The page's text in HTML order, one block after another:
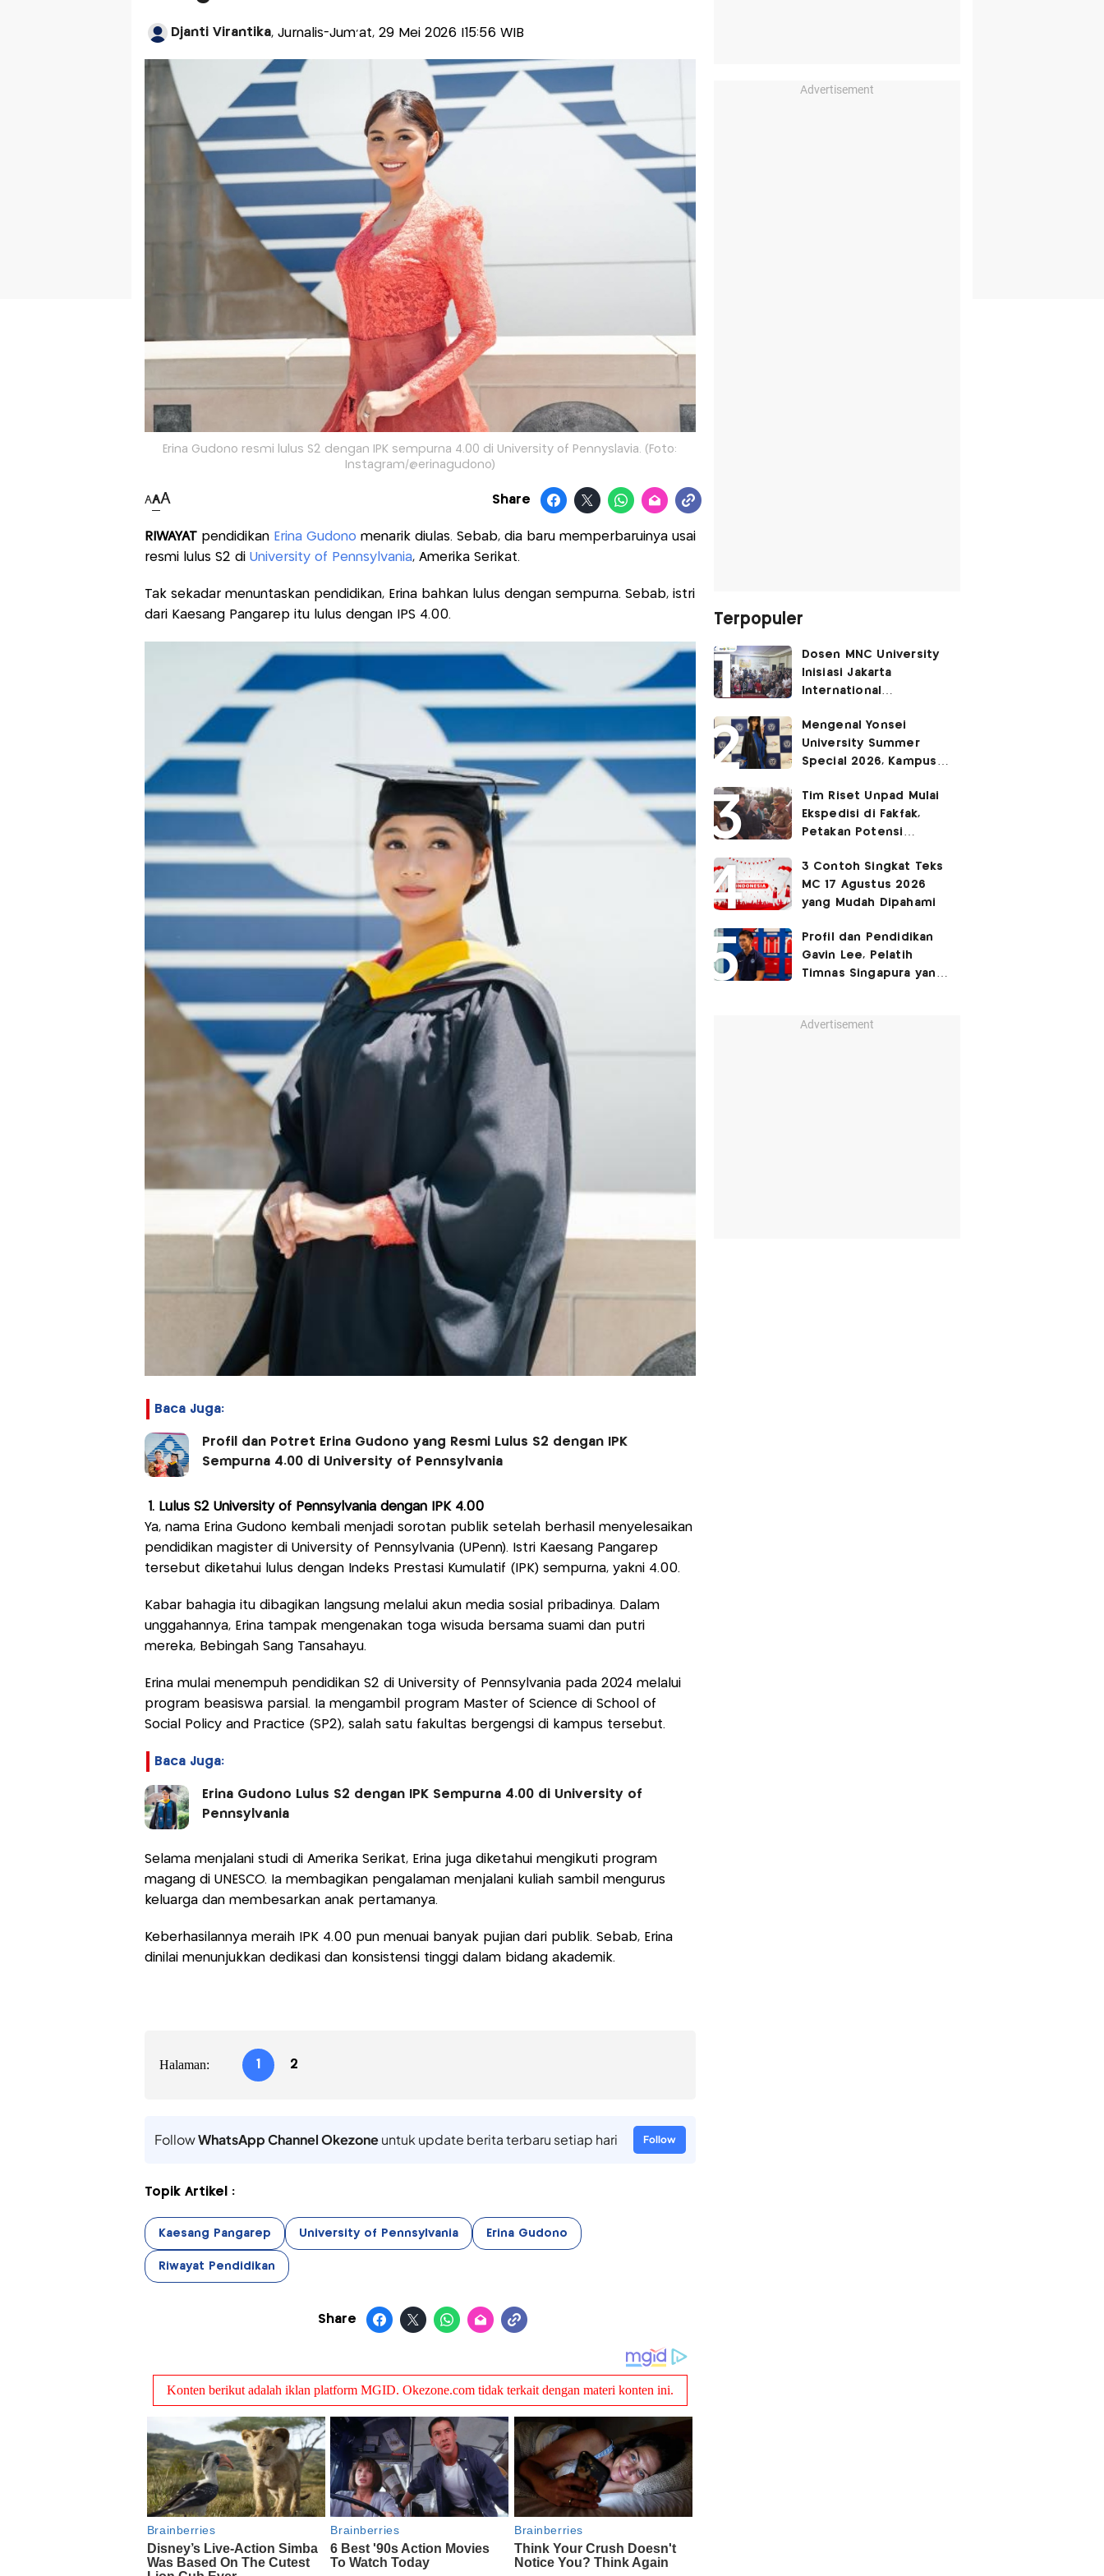
Djanti Virantika, Jurnalis-Jum'at, 29 Mei 2026 |15:56 WIB
Erina Gudono resmi lulus S2 dengan IPK sempurna 4.00 di University of Pennyslavia. (Foto:
Instagram/@erinagudono)
AAA Share
RIWAYAT pendidikan Erina Gudono menarik diulas. Sebab, dia baru memperbaruinya usai
resmi lulus S2 di University of Pennsylvania, Amerika Serikat.
Tak sekadar menuntaskan pendidikan, Erina bahkan lulus dengan sempurna. Sebab, istri
dari Kaesang Pangarep itu lulus dengan IPS 4.00.
Baca Juga:
Profil dan Potret Erina Gudono yang Resmi Lulus S2 dengan IPK
Sempurna 4.00 di University of Pennsylvania
1. Lulus S2 University of Pennsylvania dengan IPK 4.00
Ya, nama Erina Gudono kembali menjadi sorotan publik setelah berhasil menyelesaikan
pendidikan magister di University of Pennsylvania (UPenn). Istri Kaesang Pangarep
tersebut diketahui lulus dengan Indeks Prestasi Kumulatif (IPK) sempurna, yakni 4.00.
Kabar bahagia itu dibagikan langsung melalui akun media sosial pribadinya. Dalam
unggahannya, Erina tampak mengenakan toga wisuda bersama suami dan putri
mereka, Bebingah Sang Tansahayu.
Erina mulai menempuh pendidikan S2 di University of Pennsylvania pada 2024 melalui
program beasiswa parsial. Ia mengambil program Master of Science di School of
Social Policy and Practice (SP2), salah satu fakultas bergengsi di kampus tersebut.
Baca Juga:
Erina Gudono Lulus S2 dengan IPK Sempurna 4.00 di University of
Pennsylvania
Selama menjalani studi di Amerika Serikat, Erina juga diketahui mengikuti program
magang di UNESCO. Ia membagikan pengalaman menjalani kuliah sambil mengurus
keluarga dan membesarkan anak pertamanya.
Keberhasilannya meraih IPK 4.00 pun menuai banyak pujian dari publik. Sebab, Erina
dinilai menunjukkan dedikasi dan konsistensi tinggi dalam bidang akademik.
Halaman: 1 2
FollowWhatsApp Channel Okezoneuntuk update berita terbaru setiap hari Follow
Topik Artikel :
Kaesang Pangarep University of Pennsylvania Erina Gudono
Riwayat Pendidikan
Share
Advertisement
Terpopuler
Dosen MNC University
Inisiasi Jakarta
International
Festival 2026, Hidupkan
Ruang Kota Melalui Seni
Pertunjukan
Mengenal Yonsei
University Summer
Special 2026, Kampus
yang Disebut Netizen
Tak Setara S3 UI
Tim Riset Unpad Mulai
Ekspedisi di Fakfak,
Petakan Potensi
Bomberay–Tomage
3 Contoh Singkat Teks
MC 17 Agustus 2026
yang Mudah Dipahami
Profil dan Pendidikan
Gavin Lee, Pelatih
Timnas Singapura yang
Advertisement